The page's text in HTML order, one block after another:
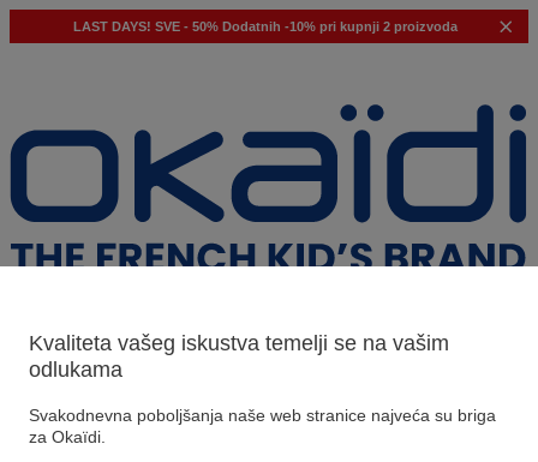
LAST DAYS! SVE - 50% Dodatnih -10% pri kupnji 2 proizvoda
Naši prijedlozi
Kvaliteta vašeg iskustva temelji se na vašim
odlukama
Svakodnevna poboljšanja naše web stranice najveća su briga
za Okaïdi.